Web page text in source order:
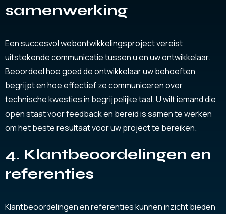
samenwerking
Een succesvol webontwikkelingsproject vereist
uitstekende communicatie tussen u en uw ontwikkelaar.
Beoordeel hoe goed de ontwikkelaar uw behoeften
begrijpt en hoe effectief ze communiceren over
technische kwesties in begrijpelijke taal. U wilt iemand die
open staat voor feedback en bereid is samen te werken
om het beste resultaat voor uw project te bereiken.
4. Klantbeoordelingen en
referenties
Klantbeoordelingen en referenties kunnen inzicht bieden